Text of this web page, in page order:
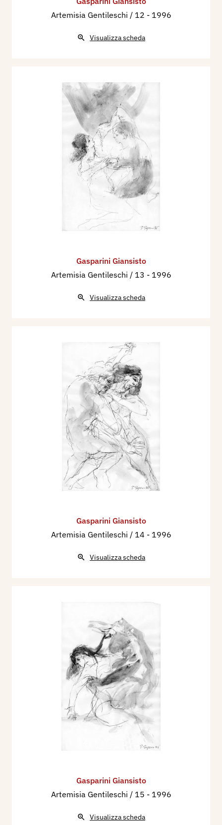
Artemisia Gentileschi / 12 - 1996
Visualizza scheda
Gasparini Giansisto
Artemisia Gentileschi / 13 - 1996
Visualizza scheda
Gasparini Giansisto
Artemisia Gentileschi / 14 - 1996
Visualizza scheda
Gasparini Giansisto
Artemisia Gentileschi / 15 - 1996
Visualizza scheda